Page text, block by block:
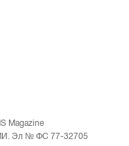
Magazine
Эл № ФС 77-32705